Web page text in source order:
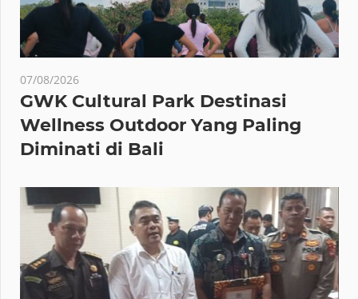
07/08/2026
GWK Cultural Park Destinasi
Wellness Outdoor Yang Paling
Diminati di Bali